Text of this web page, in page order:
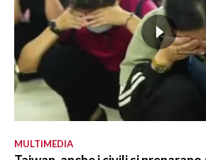
MULTIMEDIA